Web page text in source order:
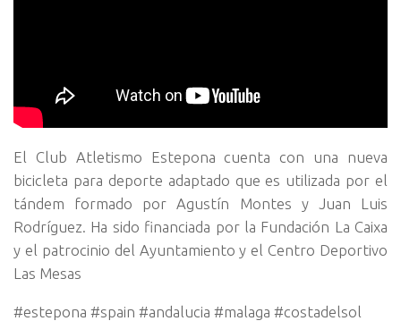
El Club Atletismo Estepona cuenta con una nueva
bicicleta para deporte adaptado que es utilizada por el
tándem formado por Agustín Montes y Juan Luis
Rodríguez. Ha sido financiada por la Fundación La Caixa
y el patrocinio del Ayuntamiento y el Centro Deportivo
Las Mesas
#estepona #spain #andalucia #malaga #costadelsol